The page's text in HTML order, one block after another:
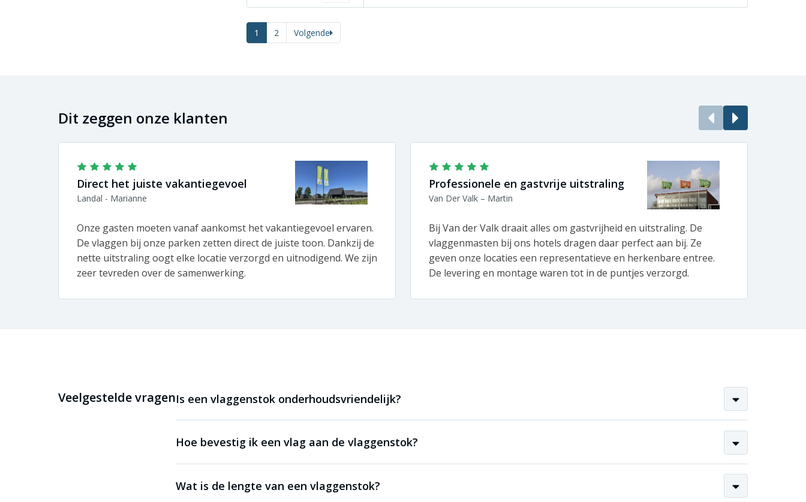
1 2 Volgende
Dit zeggen onze klanten
Direct het juiste vakantiegevoel
Landal - Marianne
Onze gasten moeten vanaf aankomst het vakantiegevoel ervaren.
De vlaggen bij onze parken zetten direct de juiste toon. Dankzij de
nette uitstraling oogt elke locatie verzorgd en uitnodigend. We zijn
zeer tevreden over de samenwerking.
Professionele en gastvrije uitstraling
Van Der Valk – Martin
Bij Van der Valk draait alles om gastvrijheid en uitstraling. De
vlaggenmasten bij ons hotels dragen daar perfect aan bij. Ze
geven onze locaties een representatieve en herkenbare entree.
De levering en montage waren tot in de puntjes verzorgd.
Veelgestelde vragenIs een vlaggenstok onderhoudsvriendelijk?
Hoe bevestig ik een vlag aan de vlaggenstok?
Wat is de lengte van een vlaggenstok?